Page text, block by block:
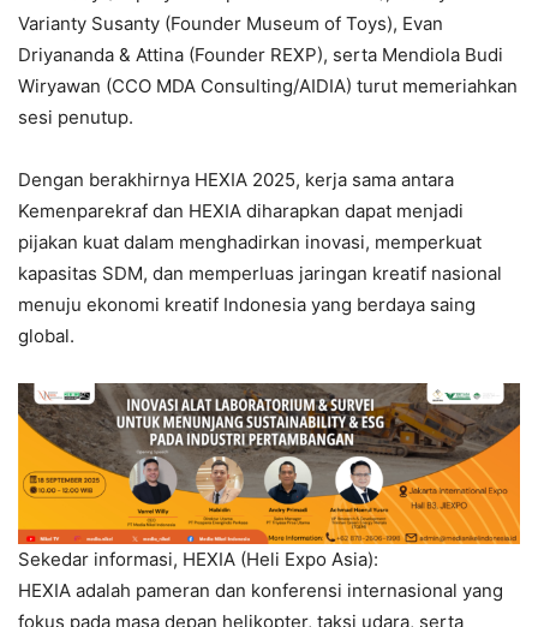
Varianty Susanty (Founder Museum of Toys), Evan
Driyananda & Attina (Founder REXP), serta Mendiola Budi
Wiryawan (CCO MDA Consulting/AIDIA) turut memeriahkan
sesi penutup.
Dengan berakhirnya HEXIA 2025, kerja sama antara
Kemenparekraf dan HEXIA diharapkan dapat menjadi
pijakan kuat dalam menghadirkan inovasi, memperkuat
kapasitas SDM, dan memperluas jaringan kreatif nasional
menuju ekonomi kreatif Indonesia yang berdaya saing
global.
Sekedar informasi, HEXIA (Heli Expo Asia):
HEXIA adalah pameran dan konferensi internasional yang
fokus pada masa depan helikopter, taksi udara, serta